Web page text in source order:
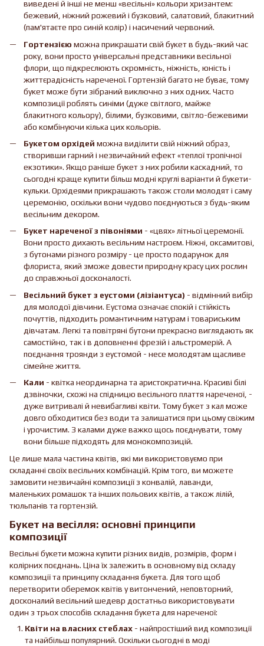
виведені й інші не менш «весільні» кольори хризантем:
бежевий, ніжний рожевий і бузковий, салатовий, блакитний
(пам'ятаєте про синій колір) і насичений червоний.
Гортензією можна прикрашати свій букет в будь-який час
року, вони просто універсальні представники весільної
флори, що підкреслюють скромність, ніжність, юність і
життєрадісність нареченої. Гортензій багато не буває, тому
букет може бути зібраний виключно з них одних. Часто
композиції роблять синіми (дуже світлого, майже
блакитного кольору), білими, бузковими, світло-бежевими
або комбінуючи кілька цих кольорів.
Букетом орхідей можна виділити свій ніжний образ,
створивши гарний і незвичайний ефект «теплої тропічної
екзотики». Якщо раніше букет з них робили каскадний, то
сьогодні краще купити більш модні круглі варіанти й букети-
кульки. Орхідеями прикрашають також столи молодят і саму
церемонію, оскільки вони чудово поєднуються з будь-яким
весільним декором.
Букет нареченої з півоніями - «цвях» літньої церемонії.
Вони просто дихають весільним настроєм. Ніжні, оксамитові,
з бутонами різного розміру - це просто подарунок для
флориста, який зможе довести природну красу цих рослин
до справжньої досконалості.
Весільний букет з еустоми (лізіантуса) - відмінний вибір
для молодої дівчини. Еустома означає спокій і стійкість
почуттів, підходить романтичним натурам і товариським
дівчатам. Легкі та повітряні бутони прекрасно виглядають як
самостійно, так і в доповненні фрезій і альстромерій. А
поєднання троянди з еустомой - несе молодятам щасливе
сімейне життя.
Кали - квітка неординарна та аристократична. Красиві білі
дзвіночки, схожі на спідницю весільного плаття нареченої, -
дуже витривалі й невибагливі квіти. Тому букет з кал може
довго обходитися без води та залишатися при цьому свіжим
і урочистим. З калами дуже важко щось поєднувати, тому
вони більше підходять для монокомпозицій.
Це лише мала частина квітів, які ми використовуємо при
складанні своїх весільних комбінацій. Крім того, ви можете
замовити незвичайні композиції з конвалій, лаванди,
маленьких ромашок та інших польових квітів, а також лілій,
тюльпанів та гортензій.
Букет на весілля: основні принципи
композиції
Весільні букети можна купити різних видів, розмірів, форм і
колірних поєднань. Ціна їх залежить в основному від складу
композиції та принципу складання букета. Для того щоб
перетворити оберемок квітів у витончений, неповторний,
досконалий весільний шедевр достатньо використовувати
один з трьох способів складання букета для нареченої:
Квіти на власних стеблах - найпростіший вид композиції
та найбільш популярний. Оскільки сьогодні в моді